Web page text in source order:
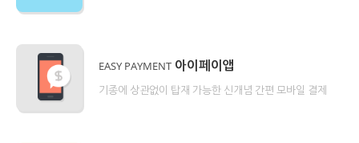
EASY PAYMENT 아이페이앱
기종에 상관없이 탑재 가능한 신개념 간편 모바일 결제